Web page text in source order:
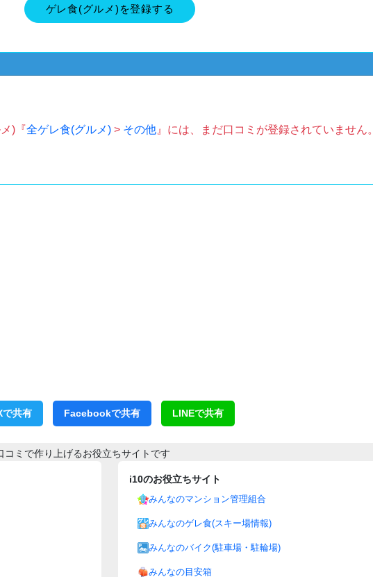
ゲレ食(グルメ)を登録する
)『全ゲレ食(グルメ)> その他』には、まだ口コミが登録されていません。
で共有 Facebookで共有 LINEで共有
ミで作り上げるお役立ちサイトです
i10のお役立ちサイト
みんなのマンション管理組合
みんなのゲレ食(スキー場情報)
みんなのバイク(駐車場・駐輪場)
みんなの目安箱